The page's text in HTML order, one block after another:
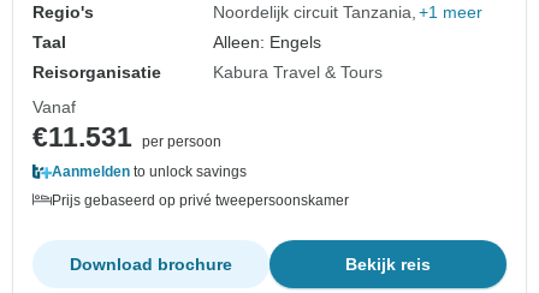
Regio's
Noordelijk circuit Tanzania +1 meer
Taal
Alleen: Engels
Reisorganisatie
Kabura Travel & Tours
Vanaf
€11.531 per persoon
Aanmelden to unlock savings
Prijs gebaseerd op privé tweepersoonskamer
Bekijk reis
Download brochure